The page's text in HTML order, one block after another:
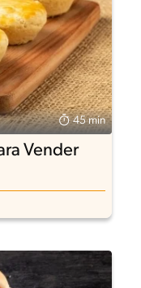
45 min
Vender